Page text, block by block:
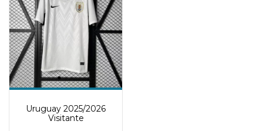
Uruguay 2025/2026
Visitante